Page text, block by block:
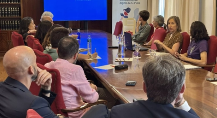
SOCIEDAD
OPINIÓN
GALERÍAS
VÍDEOS
CONTACTAR
FIESTAS EN EL ALTO ARAGÓN
FIESTAS DE SAN LORENZO